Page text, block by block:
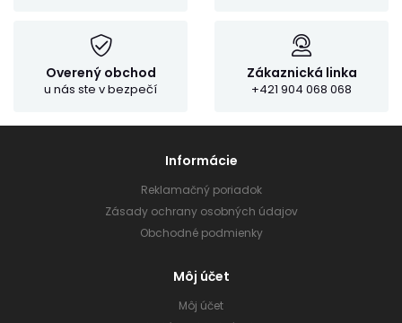
Overený obchod
u nás ste v bezpečí
Zákaznická linka
+421 904 068 068
Informácie
Reklamačný poriadok
Zásady ochrany osobných údajov
Obchodné podmienky
Môj účet
Môj účet